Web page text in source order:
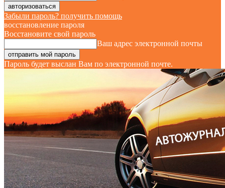
Забыли пароль? получить помощь
восстановление пароля
Восстановите свой пароль
Ваш адрес электронной почты
Пароль будет выслан Вам по электронной почте.